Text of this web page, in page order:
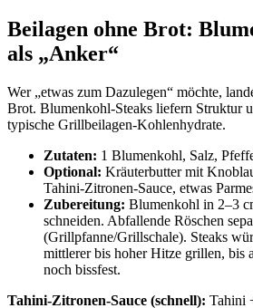
Beilagen ohne Brot:
als „Anker“
Wer „etwas zum Dazulegen“ möchte,
Brot. Blumenkohl-Steaks liefern Struktur
typische Grillbeilagen-Kohlenhydrate.
Zutaten: 1 Blumenkohl, Salz,
Optional: Kräuterbutter mit
Tahini-Zitronen-Sauce, etwas
Zubereitung: Blumenkohl in 2–3
schneiden. Abfallende Röschen
(Grillpfanne/Grillschale). Steaks
mittlerer bis hoher Hitze grillen, bis
noch bissfest.
Tahini-Zitronen-Sauce (schnell): Tahini